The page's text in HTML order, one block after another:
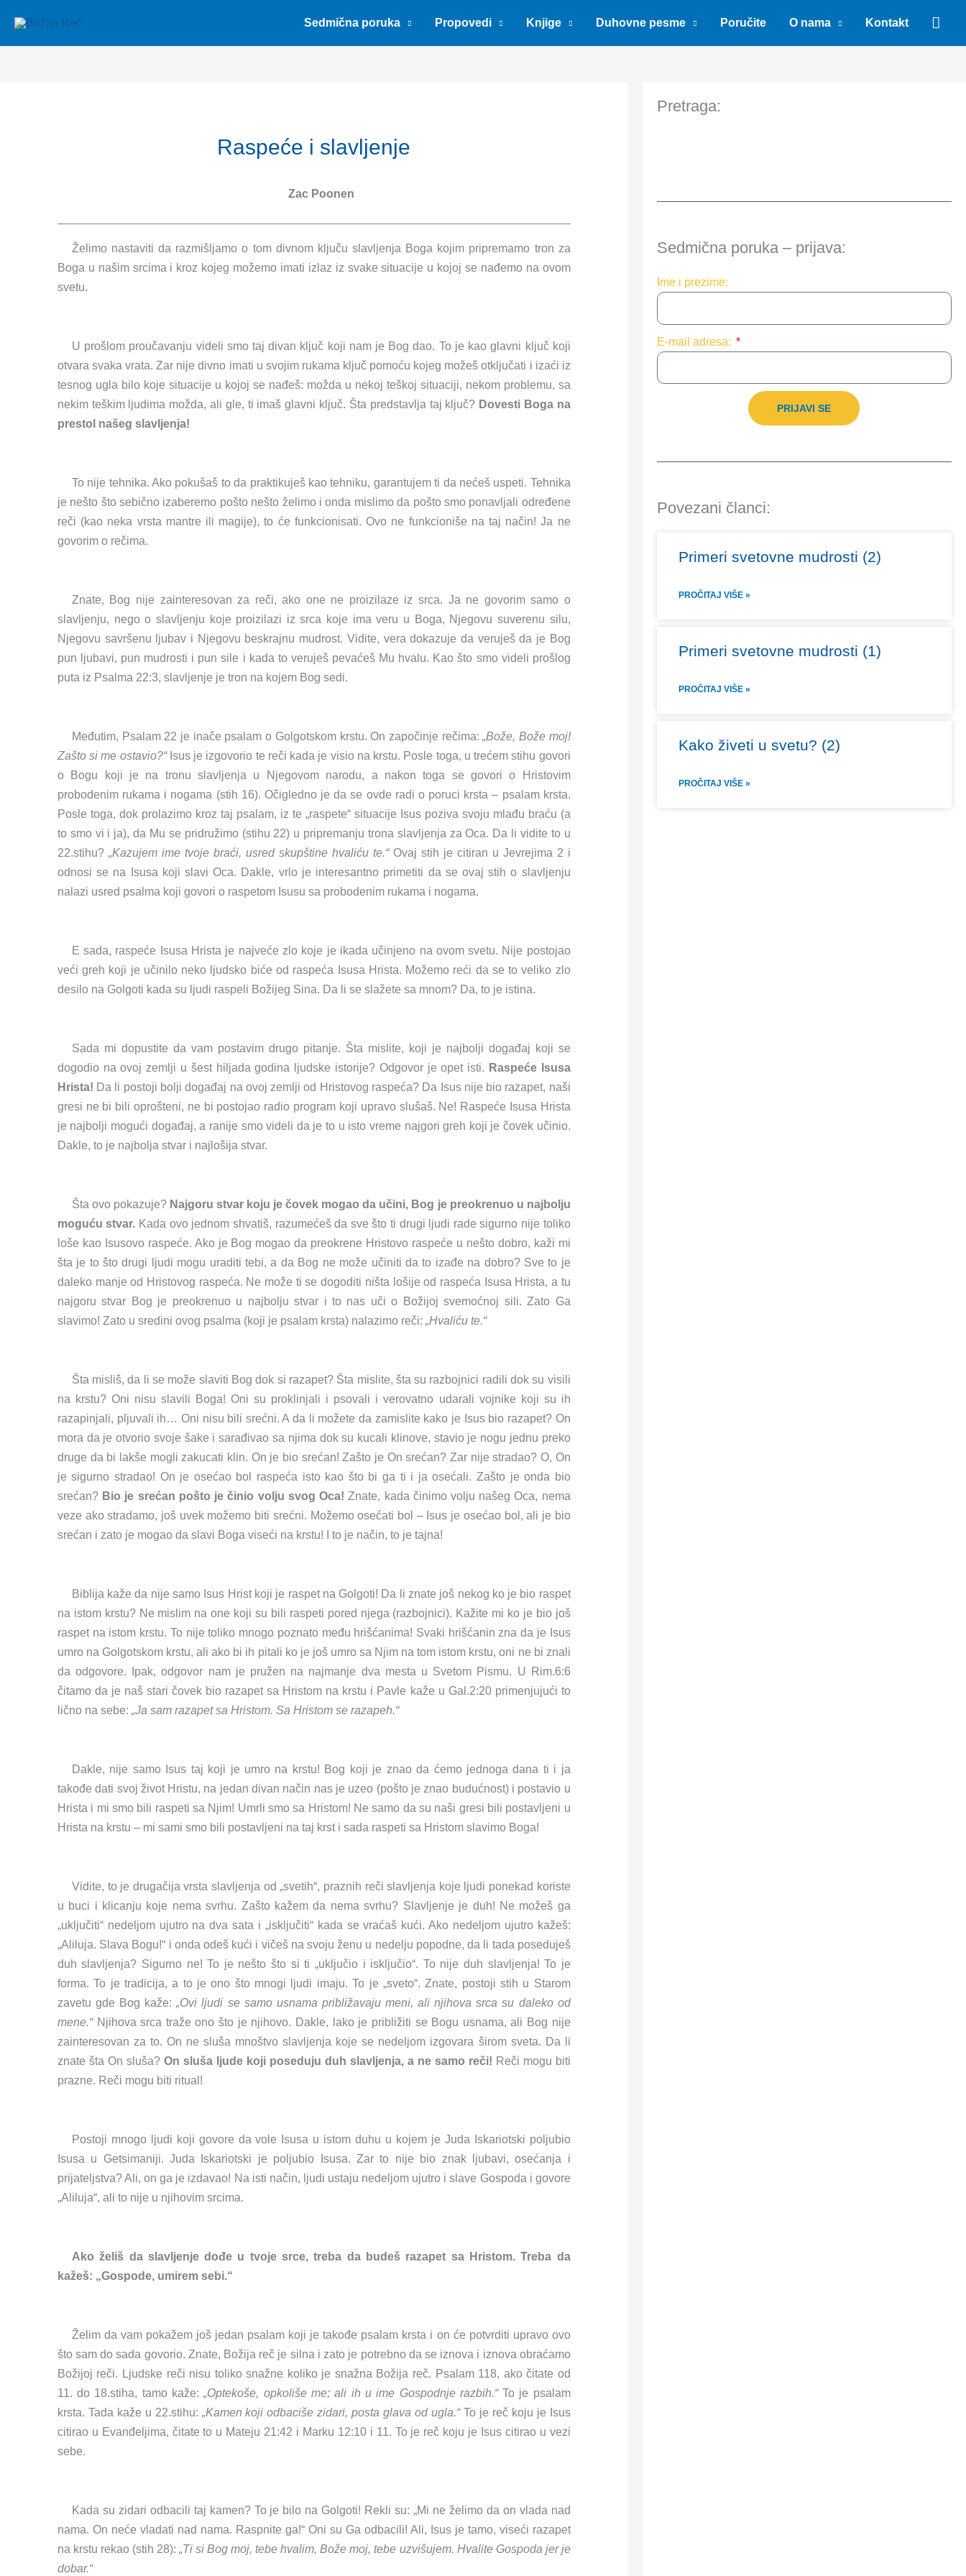
content
Sedmična poruka Propovedi Knjige Duhovne pesme Poručite O nama Kontakt
Raspeće i slavljenje
Zac Poonen
Želimo nastaviti da razmišljamo o tom divnom ključu slavljenja Boga kojim pripremamo tron za
Boga u našim srcima i kroz kojeg možemo imati izlaz iz svake situacije u kojoj se nađemo na ovom
svetu.
U prošlom proučavanju videli smo taj divan ključ koji nam je Bog dao. To je kao glavni ključ koji
otvara svaka vrata. Zar nije divno imati u svojim rukama ključ pomoću kojeg možeš otključati i izaći iz
tesnog ugla bilo koje situacije u kojoj se nađeš: možda u nekoj teškoj situaciji, nekom problemu, sa
nekim teškim ljudima možda, ali gle, ti imaš glavni ključ. Šta predstavlja taj ključ? Dovesti Boga na
prestol našeg slavljenja!
To nije tehnika. Ako pokušaš to da praktikuješ kao tehniku, garantujem ti da nećeš uspeti. Tehnika
je nešto što sebično izaberemo pošto nešto želimo i onda mislimo da pošto smo ponavljali određene
reči (kao neka vrsta mantre ili magije), to će funkcionisati. Ovo ne funkcioniše na taj način! Ja ne
govorim o rečima.
Znate, Bog nije zainteresovan za reči, ako one ne proizilaze iz srca. Ja ne govorim samo o
slavljenju, nego o slavljenju koje proizilazi iz srca koje ima veru u Boga, Njegovu suverenu silu,
Njegovu savršenu ljubav i Njegovu beskrajnu mudrost. Vidite, vera dokazuje da veruješ da je Bog
pun ljubavi, pun mudrosti i pun sile i kada to veruješ pevaćeš Mu hvalu. Kao što smo videli prošlog
puta iz Psalma 22:3, slavljenje je tron na kojem Bog sedi.
Međutim, Psalam 22 je inače psalam o Golgotskom krstu. On započinje rečima:„Bože, Bože moj!
Zašto si me ostavio?“Isus je izgovorio te reči kada je visio na krstu. Posle toga, u trećem stihu govori
o Bogu koji je na tronu slavljenja u Njegovom narodu, a nakon toga se govori o Hristovim
probodenim rukama i nogama (stih 16). Očigledno je da se ovde radi o poruci krsta – psalam krsta.
Posle toga, dok prolazimo kroz taj psalam, iz te „raspete“ situacije Isus poziva svoju mlađu braću (a
to smo vi i ja), da Mu se pridružimo (stihu 22) u pripremanju trona slavljenja za Oca. Da li vidite to u
22.stihu? „Kazujem ime tvoje braći, usred skupštine hvaliću te.“Ovaj stih je citiran u Jevrejima 2 i
odnosi se na Isusa koji slavi Oca. Dakle, vrlo je interesantno primetiti da se ovaj stih o slavljenju
nalazi usred psalma koji govori o raspetom Isusu sa probodenim rukama i nogama.
E sada, raspeće Isusa Hrista je najveće zlo koje je ikada učinjeno na ovom svetu. Nije postojao
veći greh koji je učinilo neko ljudsko biće od raspeća Isusa Hrista. Možemo reći da se to veliko zlo
desilo na Golgoti kada su ljudi raspeli Božijeg Sina. Da li se slažete sa mnom? Da, to je istina.
Sada mi dopustite da vam postavim drugo pitanje. Šta mislite, koji je najbolji događaj koji se
dogodio na ovoj zemlji u šest hiljada godina ljudske istorije? Odgovor je opet isti. Raspeće Isusa
Hrista! Da li postoji bolji događaj na ovoj zemlji od Hristovog raspeća? Da Isus nije bio razapet, naši
gresi ne bi bili oprošteni, ne bi postojao radio program koji upravo slušaš. Ne! Raspeće Isusa Hrista
je najbolji mogući događaj, a ranije smo videli da je to u isto vreme najgori greh koji je čovek učinio.
Dakle, to je najbolja stvar i najlošija stvar.
Šta ovo pokazuje? Najgoru stvar koju je čovek mogao da učini, Bog je preokrenuo u najbolju
moguću stvar. Kada ovo jednom shvatiš, razumećeš da sve što ti drugi ljudi rade sigurno nije toliko
loše kao Isusovo raspeće. Ako je Bog mogao da preokrene Hristovo raspeće u nešto dobro, kaži mi
šta je to što drugi ljudi mogu uraditi tebi, a da Bog ne može učiniti da to izađe na dobro? Sve to je
daleko manje od Hristovog raspeća. Ne može ti se dogoditi ništa lošije od raspeća Isusa Hrista, a tu
najgoru stvar Bog je preokrenuo u najbolju stvar i to nas uči o Božijoj svemoćnoj sili. Zato Ga
slavimo! Zato u sredini ovog psalma (koji je psalam krsta) nalazimo reči: „Hvaliću te.“
Šta misliš, da li se može slaviti Bog dok si razapet? Šta mislite, šta su razbojnici radili dok su visili
na krstu? Oni nisu slavili Boga! Oni su proklinjali i psovali i verovatno udarali vojnike koji su ih
razapinjali, pljuvali ih… Oni nisu bili srećni. A da li možete da zamislite kako je Isus bio razapet? On
mora da je otvorio svoje šake i sarađivao sa njima dok su kucali klinove, stavio je nogu jednu preko
druge da bi lakše mogli zakucati klin. On je bio srećan! Zašto je On srećan? Zar nije stradao? O, On
je sigurno stradao! On je osećao bol raspeća isto kao što bi ga ti i ja osećali. Zašto je onda bio
srećan? Bio je srećan pošto je činio volju svog Oca! Znate, kada činimo volju našeg Oca, nema
veze ako stradamo, još uvek možemo biti srećni. Možemo osećati bol – Isus je osećao bol, ali je bio
srećan i zato je mogao da slavi Boga viseći na krstu! I to je način, to je tajna!
Biblija kaže da nije samo Isus Hrist koji je raspet na Golgoti! Da li znate još nekog ko je bio raspet
na istom krstu? Ne mislim na one koji su bili raspeti pored njega (razbojnici). Kažite mi ko je bio još
raspet na istom krstu. To nije toliko mnogo poznato među hrišćanima! Svaki hrišćanin zna da je Isus
umro na Golgotskom krstu, ali ako bi ih pitali ko je još umro sa Njim na tom istom krstu, oni ne bi znali
da odgovore. Ipak, odgovor nam je pružen na najmanje dva mesta u Svetom Pismu. U Rim.6:6
čitamo da je naš stari čovek bio razapet sa Hristom na krstu i Pavle kaže u Gal.2:20 primenjujući to
lično na sebe: „Ja sam razapet sa Hristom. Sa Hristom se razapeh.“
Dakle, nije samo Isus taj koji je umro na krstu! Bog koji je znao da ćemo jednoga dana ti i ja
takođe dati svoj život Hristu, na jedan divan način nas je uzeo (pošto je znao budućnost) i postavio u
Hrista i mi smo bili raspeti sa Njim! Umrli smo sa Hristom! Ne samo da su naši gresi bili postavljeni u
Hrista na krstu – mi sami smo bili postavljeni na taj krst i sada raspeti sa Hristom slavimo Boga!
Vidite, to je drugačija vrsta slavljenja od „svetih“, praznih reči slavljenja koje ljudi ponekad koriste
u buci i klicanju koje nema svrhu. Zašto kažem da nema svrhu? Slavljenje je duh! Ne možeš ga
„uključiti“ nedeljom ujutro na dva sata i „isključiti“ kada se vraćaš kući. Ako nedeljom ujutro kažeš:
„Aliluja. Slava Bogu!“ i onda odeš kući i vičeš na svoju ženu u nedelju popodne, da li tada poseduješ
duh slavljenja? Sigurno ne! To je nešto što si ti „uključio i isključio“. To nije duh slavljenja! To je
forma. To je tradicija, a to je ono što mnogi ljudi imaju. To je „sveto“. Znate, postoji stih u Starom
zavetu gde Bog kaže:„Ovi ljudi se samo usnama približavaju meni, ali njihova srca su daleko od
mene.“Njihova srca traže ono što je njihovo. Dakle, lako je približiti se Bogu usnama, ali Bog nije
zainteresovan za to. On ne sluša mnoštvo slavljenja koje se nedeljom izgovara širom sveta. Da li
znate šta On sluša? On sluša ljude koji poseduju duh slavljenja, a ne samo reči! Reči mogu biti
prazne. Reči mogu biti ritual!
Postoji mnogo ljudi koji govore da vole Isusa u istom duhu u kojem je Juda Iskariotski poljubio
Isusa u Getsimaniji. Juda Iskariotski je poljubio Isusa. Zar to nije bio znak ljubavi, osećanja i
prijateljstva? Ali, on ga je izdavao! Na isti način, ljudi ustaju nedeljom ujutro i slave Gospoda i govore
„Aliluja“, ali to nije u njihovim srcima.
Ako želiš da slavljenje dođe u tvoje srce, treba da budeš razapet sa Hristom. Treba da
kažeš: „Gospode, umirem sebi.“
Želim da vam pokažem još jedan psalam koji je takođe psalam krsta i on će potvrditi upravo ovo
što sam do sada govorio. Znate, Božija reč je silna i zato je potrebno da se iznova i iznova obraćamo
Božijoj reči. Ljudske reči nisu toliko snažne koliko je snažna Božija reč. Psalam 118, ako čitate od
11. do 18.stiha, tamo kaže:„Optekoše, opkoliše me; ali ih u ime Gospodnje razbih.“To je psalam
krsta. Tada kaže u 22.stihu: „Kamen koji odbaciše zidari, posta glava od ugla.“To je reč koju je Isus
citirao u Evanđeljima, čitate to u Mateju 21:42 i Marku 12:10 i 11. To je reč koju je Isus citirao u vezi
sebe.
Kada su zidari odbacili taj kamen? To je bilo na Golgoti! Rekli su: „Mi ne želimo da on vlada nad
nama. On neće vladati nad nama. Raspnite ga!“ Oni su Ga odbacili! Ali, Isus je tamo, viseći razapet
na krstu rekao (stih 28):„Ti si Bog moj, tebe hvalim, Bože moj, tebe uzvišujem. Hvalite Gospoda jer je
dobar.“
Pretraga:
Sedmična poruka – prijava:
Ime i prezime:
E-mail adresa:
PRIJAVI SE
Povezani članci:
Primeri svetovne mudrosti (2)
PROČITAJ VIŠE »
Primeri svetovne mudrosti (1)
PROČITAJ VIŠE »
Kako živeti u svetu? (2)
PROČITAJ VIŠE »